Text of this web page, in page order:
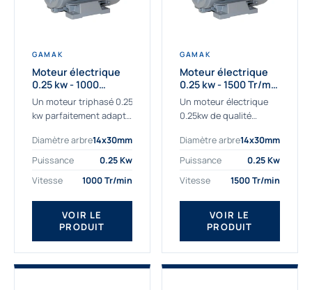
GAMAK
Moteur électrique
0.25 kw - 1000
Tr/min - 230/400V -
IE2
Un moteur triphasé 0.25
kw parfaitement adapté
sévères. Notre
important stock de
permet de livrer
rapidement tous types
de moteurs.
Ce moteur...
Diamètre arbre14x30mm
Puissance
0.25 Kw
Vitesse
1000 Tr/min
VOIR LE
PRODUIT
GAMAK
Moteur électrique
0.25 kw - 1500 Tr/min
- 230/400V - IE2
Un moteur électrique
0.25kw de qualité
professionnels. Notre
gamme de moteurs
sélectionné pour la très
haute...
Diamètre arbre14x30mm
Puissance
0.25 Kw
Vitesse
1500 Tr/min
VOIR LE
PRODUIT